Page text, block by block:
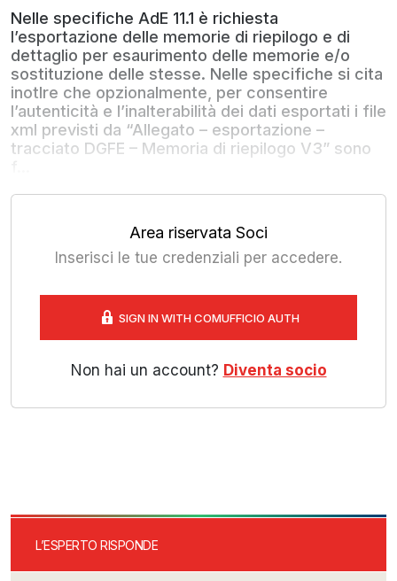
Nelle specifiche AdE 11.1 è richiesta
l’esportazione delle memorie di riepilogo e di
dettaglio per esaurimento delle memorie e/o
sostituzione delle stesse. Nelle specifiche si cita
inotlre che opzionalmente, per consentire
l’autenticità e l’inalterabilità dei dati esportati i file
xml previsti da “Allegato – esportazione –
tracciato DGFE – Memoria di riepilogo V3” sono
Area riservata Soci
Inserisci le tue credenziali per accedere.
SIGN IN WITH COMUFFICIO AUTH
Non hai un account? Diventa socio
L’ESPERTO RISPONDE